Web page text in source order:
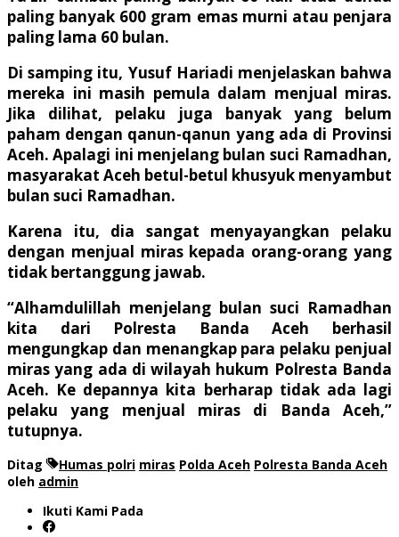
paling banyak 600 gram emas murni atau penjara
paling lama 60 bulan.
Di samping itu, Yusuf Hariadi menjelaskan bahwa
mereka ini masih pemula dalam menjual miras.
Jika dilihat, pelaku juga banyak yang belum
paham dengan qanun-qanun yang ada di Provinsi
Aceh. Apalagi ini menjelang bulan suci Ramadhan,
masyarakat Aceh betul-betul khusyuk menyambut
bulan suci Ramadhan.
Karena itu, dia sangat menyayangkan pelaku
dengan menjual miras kepada orang-orang yang
tidak bertanggung jawab.
“Alhamdulillah menjelang bulan suci Ramadhan
kita dari Polresta Banda Aceh berhasil
mengungkap dan menangkap para pelaku penjual
miras yang ada di wilayah hukum Polresta Banda
Aceh. Ke depannya kita berharap tidak ada lagi
pelaku yang menjual miras di Banda Aceh,”
tutupnya.
Ditag Humas polri miras Polda Aceh Polresta Banda Aceh
oleh admin
Ikuti Kami Pada